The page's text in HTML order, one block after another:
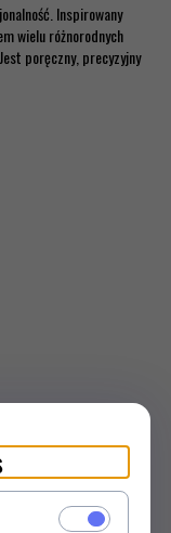
Inspirowany
wielu różnorodnych
poręczny, precyzyjny